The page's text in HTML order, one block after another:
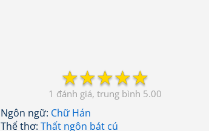
☆
☆
☆
☆
☆
1 5.00
Ngôn ngữ: Chữ Hán
Thể thơ: Thất ngôn bát cú